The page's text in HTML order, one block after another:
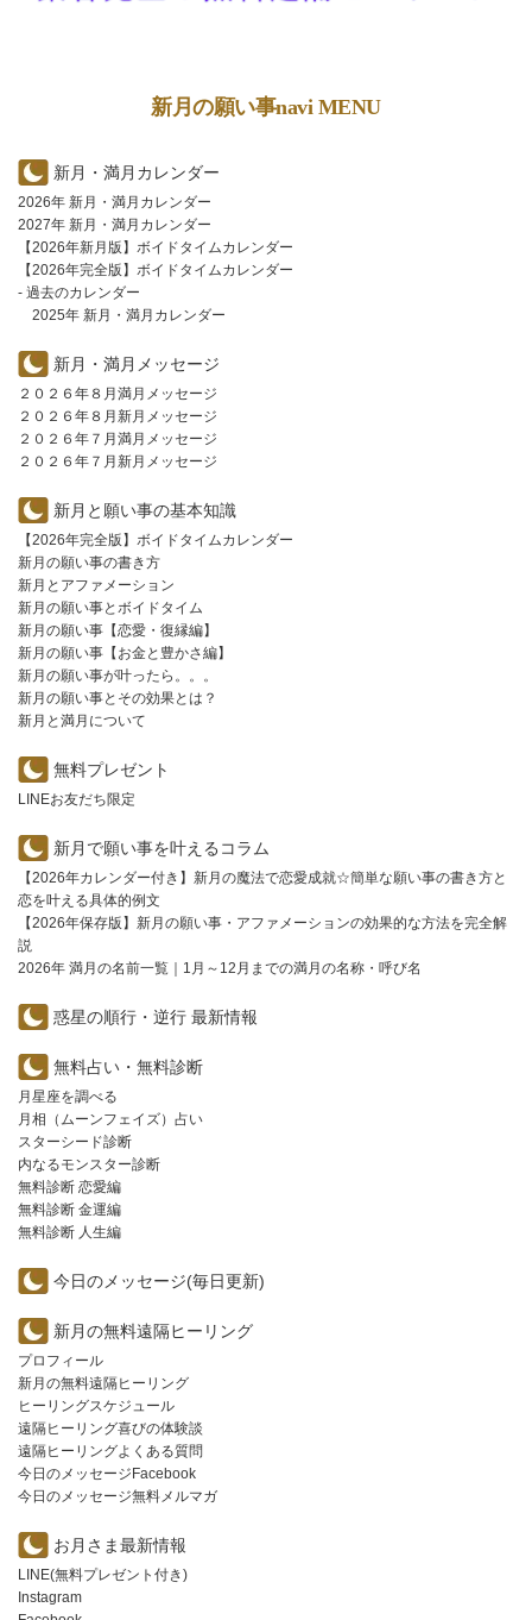
新月の願い事navi MENU
新月・満月カレンダー
2026年 新月・満月カレンダー
2027年 新月・満月カレンダー
【2026年新月版】ボイドタイムカレンダー
【2026年完全版】ボイドタイムカレンダー
- 過去のカレンダー
2025年 新月・満月カレンダー
新月・満月メッセージ
２０２６年８月満月メッセージ
２０２６年８月新月メッセージ
２０２６年７月満月メッセージ
２０２６年７月新月メッセージ
新月と願い事の基本知識
【2026年完全版】ボイドタイムカレンダー
新月の願い事の書き方
新月とアファメーション
新月の願い事とボイドタイム
新月の願い事【恋愛・復縁編】
新月の願い事【お金と豊かさ編】
新月の願い事が叶ったら。。。
新月の願い事とその効果とは？
新月と満月について
無料プレゼント
LINEお友だち限定
新月で願い事を叶えるコラム
【2026年カレンダー付き】新月の魔法で恋愛成就☆簡単な願い事の書き方と
恋を叶える具体的例文
【2026年保存版】新月の願い事・アファメーションの効果的な方法を完全解
説
2026年 満月の名前一覧｜1月～12月までの満月の名称・呼び名
惑星の順行・逆行 最新情報
無料占い・無料診断
月星座を調べる
月相（ムーンフェイズ）占い
スターシード診断
内なるモンスター診断
無料診断 恋愛編
無料診断 金運編
無料診断 人生編
今日のメッセージ(毎日更新)
新月の無料遠隔ヒーリング
プロフィール
新月の無料遠隔ヒーリング
ヒーリングスケジュール
遠隔ヒーリング喜びの体験談
遠隔ヒーリングよくある質問
今日のメッセージFacebook
今日のメッセージ無料メルマガ
お月さま最新情報
LINE(無料プレゼント付き)
Instagram